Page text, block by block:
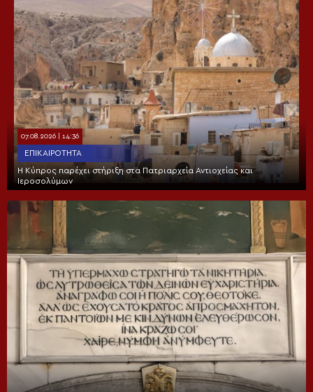
07.08.2026 | 14:36
ΕΠΙΚΑΙΡΌΤΗΤΑ
Η Κύπρος παρέχει στήριξη στα Πατριαρχεία Αντιοχείας και
Ιεροσολύμων